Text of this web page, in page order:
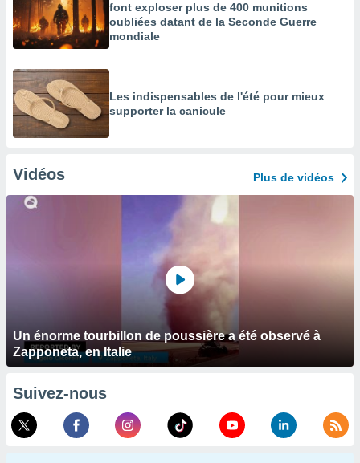
font exploser plus de 400 munitions
oubliées datant de la Seconde Guerre
mondiale
Les indispensables de l'été pour mieux
supporter la canicule
Vidéos Plus de vidéos
Un énorme tourbillon de poussière a été observé à
Zapponeta, en Italie
Suivez-nous